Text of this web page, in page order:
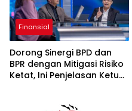
Finansial
Dorong Sinergi BPD dan
BPR dengan Mitigasi Risiko
Ketat, Ini Penjelasan Ketum